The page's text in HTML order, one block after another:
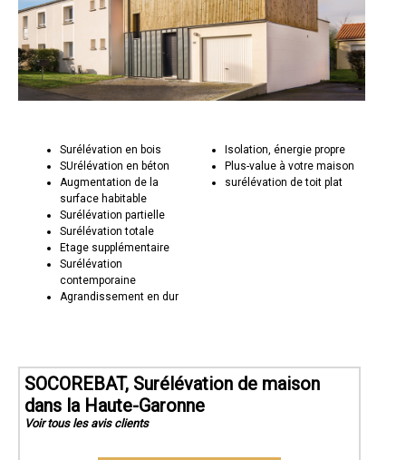
Surélévation en bois
SUrélévation en béton
Augmentation de la
surface habitable
Surélévation partielle
Surélévation totale
Etage supplémentaire
Surélévation
contemporaine
Agrandissement en dur
Isolation, énergie propre
Plus-value à votre maison
surélévation de toit plat
SOCOREBAT, Surélévation de maison
dans la Haute-Garonne
Voir tous les avis clients